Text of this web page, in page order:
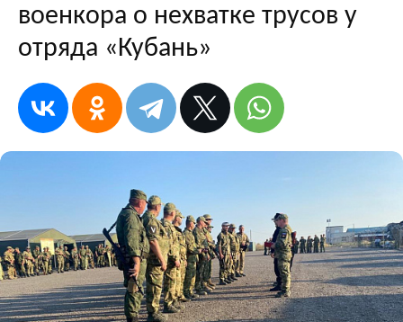
военкора о нехватке трусов у
отряда «Кубань»